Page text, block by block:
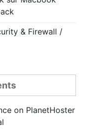
& Firewall /
on PlanetHoster